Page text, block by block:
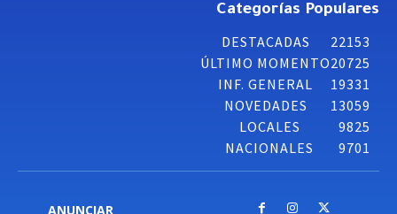
Categorías Populares
DESTACADAS
22153
ÚLTIMO MOMENTO20725
INF. GENERAL
19331
NOVEDADES
13059
LOCALES
9825
NACIONALES
9701
ANUNCIAR